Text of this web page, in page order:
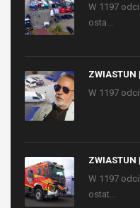
W 1197
osta...
ZWIASTUN
W 1197
ZWIASTUN
W 1197
ostat...